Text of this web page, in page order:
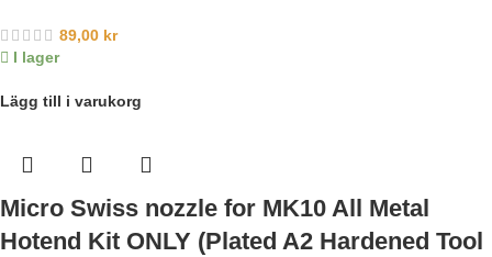
89,00 kr
I lager
Lägg till i varukorg
Micro Swiss nozzle for MK10 All Metal
Hotend Kit ONLY (Plated A2 Hardened Tool